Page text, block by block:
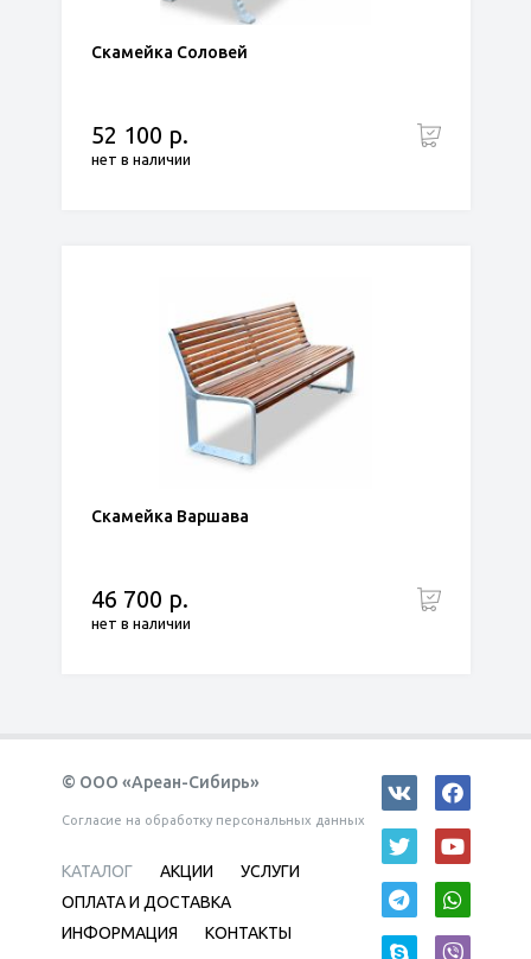
Скамейка Соловей
52 100 р.
нет в наличии
Скамейка Варшава
46 700 р.
нет в наличии
© ООО «Ареан-Сибирь»
Согласие на обработку персональных данных
КАТАЛОГ АКЦИИ
УСЛУГИ
ОПЛАТА И ДОСТАВКА
ИНФОРМАЦИЯ
КОНТАКТЫ